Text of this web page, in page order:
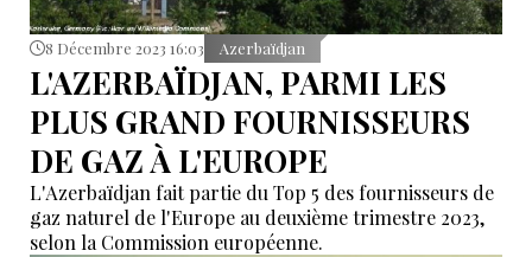
8 Décembre 2023 16:03 Azerbaïdjan
L'AZERBAÏDJAN, PARMI LES
PLUS GRAND FOURNISSEURS
DE GAZ À L'EUROPE
L'Azerbaïdjan fait partie du Top 5 des fournisseurs de
gaz naturel de l'Europe au deuxième trimestre 2023,
selon la Commission européenne.